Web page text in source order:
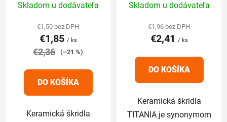
hodnotenie
produktu
je
5,0
5
hviezdičiek.
Skladom u dodávateľa
€1,50 bez DPH
€1,85 / ks
€2,36 (–21 %)
DO KOŠÍKA
Keramická škridla
hodnotenie
produktu
je
z
Skladom u dodávateľa
€1,96 bez DPH
€2,41 / ks
DO KOŠÍKA
Keramická škridla
TITANIA je synonymom